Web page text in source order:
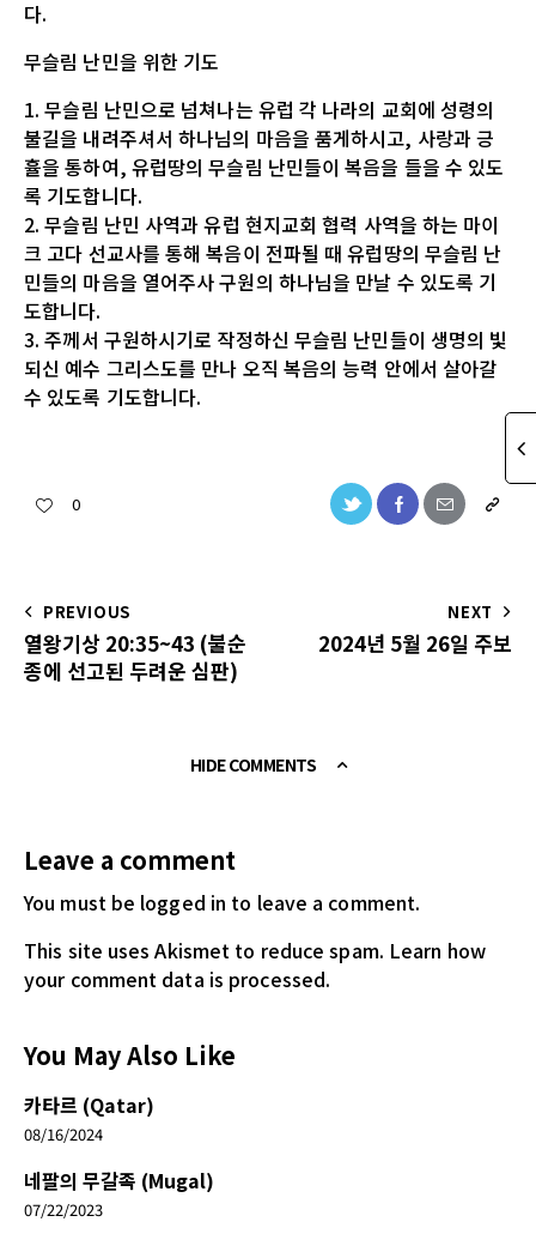
다.
무슬림 난민을 위한 기도
1. 무슬림 난민으로 넘쳐나는 유럽 각 나라의 교회에 성령의
불길을 내려주셔서 하나님의 마음을 품게하시고, 사랑과 긍
휼을 통하여, 유럽땅의 무슬림 난민들이 복음을 들을 수 있도
록 기도합니다.
2. 무슬림 난민 사역과 유럽 현지교회 협력 사역을 하는 마이
크 고다 선교사를 통해 복음이 전파될 때 유럽땅의 무슬림 난
민들의 마음을 열어주사 구원의 하나님을 만날 수 있도록 기
도합니다.
3. 주께서 구원하시기로 작정하신 무슬림 난민들이 생명의 빛
되신 예수 그리스도를 만나 오직 복음의 능력 안에서 살아갈
수 있도록 기도합니다.
0
PREVIOUS
열왕기상 20:35~43 (불순
종에 선고된 두려운 심판)
NEXT
2024년 5월 26일 주보
HIDE COMMENTS
Leave a comment
You must be logged in to leave a comment.
This site uses Akismet to reduce spam. Learn how
your comment data is processed.
You May Also Like
카타르 (Qatar)
08/16/2024
네팔의 무갈족 (Mugal)
07/22/2023